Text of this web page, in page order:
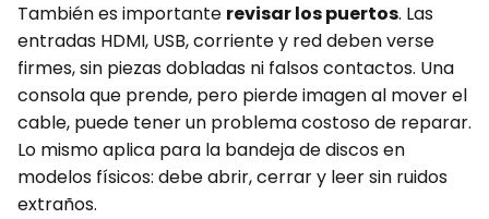
También es importante revisar los puertos. Las
entradas HDMI, USB, corriente y red deben verse
firmes, sin piezas dobladas ni falsos contactos. Una
consola que prende, pero pierde imagen al mover el
cable, puede tener un problema costoso de reparar.
Lo mismo aplica para la bandeja de discos en
modelos físicos: debe abrir, cerrar y leer sin ruidos
extraños.